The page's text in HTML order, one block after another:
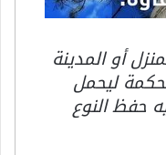
أو المدينة
ليحمل
حفظ النوع